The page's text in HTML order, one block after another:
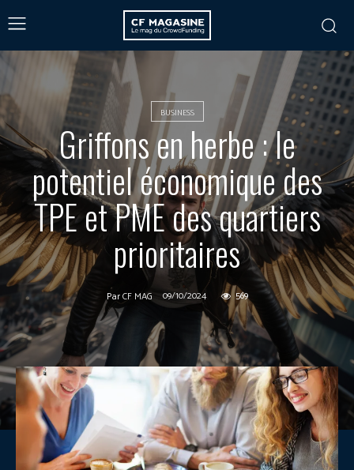
BUSINESS
Griffons en herbe : le
potentiel économique des
TPE et PME des quartiers
prioritaires
ParCF MAG 09/10/2024 569